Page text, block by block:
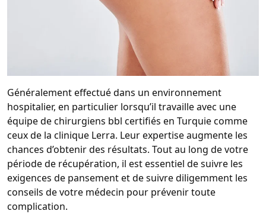
Généralement effectué dans un environnement
hospitalier, en particulier lorsqu’il travaille avec une
équipe de chirurgiens bbl certifiés en Turquie comme
ceux de la clinique Lerra. Leur expertise augmente les
chances d’obtenir des résultats. Tout au long de votre
période de récupération, il est essentiel de suivre les
exigences de pansement et de suivre diligemment les
conseils de votre médecin pour prévenir toute
complication.